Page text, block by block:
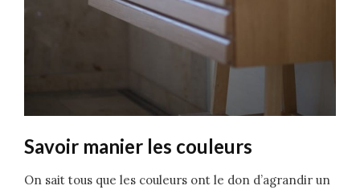
Savoir manier les couleurs
On sait tous que les couleurs ont le don d’agrandir un